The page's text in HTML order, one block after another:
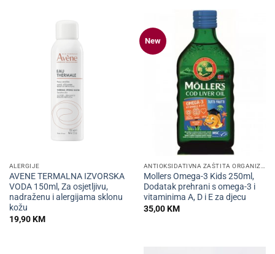
ALERGIJE
AVENE TERMALNA IZVORSKA
VODA 150ml, Za osjetljivu,
nadraženu i alergijama sklonu
kožu
19,90KM
New
Mollers Omega-3 Kids 250ml,
Dodatak prehrani s omega-3 i
vitaminima A, D i E za djecu
35,00KM